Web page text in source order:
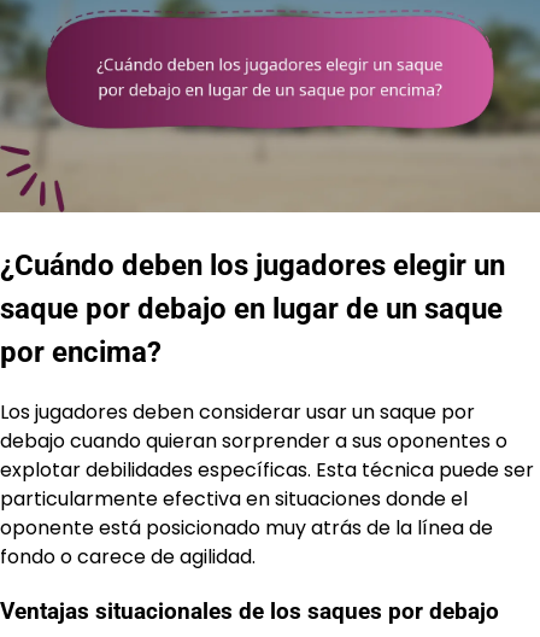
¿Cuándo deben los jugadores elegir un
saque por debajo en lugar de un saque
por encima?
Los jugadores deben considerar usar un saque por
debajo cuando quieran sorprender a sus oponentes o
explotar debilidades específicas. Esta técnica puede ser
particularmente efectiva en situaciones donde el
oponente está posicionado muy atrás de la línea de
fondo o carece de agilidad.
Ventajas situacionales de los saques por debajo